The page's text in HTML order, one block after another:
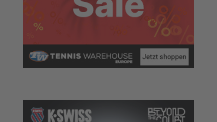
Dein abschließender Kommentar
Insgesamt hat mir die Woche sehr viel Spass
gemacht und ich werde bei Gelegenheit zur
Wiederholungstäterin
TennisTraveller-News.